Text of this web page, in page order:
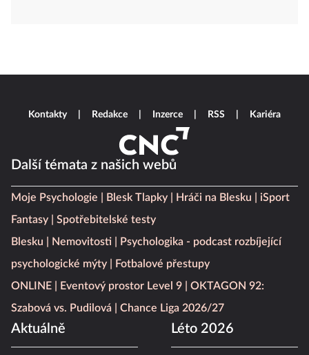
Další témata z našich webů
Moje Psychologie Blesk Tlapky Hráči na Blesku
iSport
Fantasy
Spotřebitelské testy
Blesku
Nemovitosti
Psychologika - podcast rozbíjející
psychologické mýty
Fotbalové přestupy
ONLINE
Eventový prostor Level 9
OKTAGON 92:
Szabová vs. Pudilová
Chance Liga 2026/27
Aktuálně Léto 2026
Kontakty Redakce Inzerce RSS Kariéra